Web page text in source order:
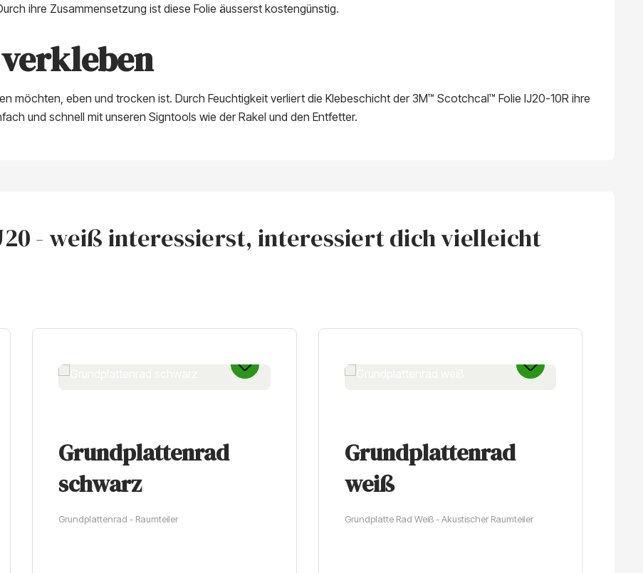
ihre Zusammensetzung ist diese Folie äusserst kostengünstig.
möchten, eben und trocken ist. Durch Feuchtigkeit verliert die Klebeschicht der 3M™ Scotchcal™ Folie IJ20-10R ihre
und schnell mit unseren Signtools wie der Rakel und den Entfetter.
- weiß interessierst, interessiert dich vielleicht
Grundplattenrad
schwarz
Grundplattenrad - Raumteiler
Grundplattenrad
weiß
Grundplatte Rad Weiß - Akustischer Raumteiler